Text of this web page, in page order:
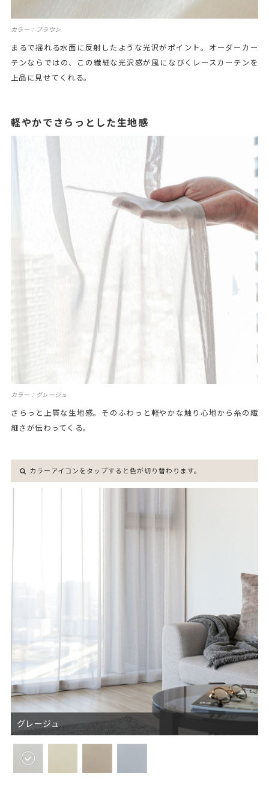
カラー：ブラウン
まるで揺れる水面に反射したような光沢がポイント。オーダーカー
テンならではの、この繊細な光沢感が風になびくレースカーテンを
上品に見せてくれる。
軽やかでさらっとした生地感
カラー：グレージュ
さらっと上質な生地感。そのふわっと軽やかな触り心地から糸の繊
細さが伝わってくる。
カラーアイコンをタップすると色が切り替わります。
グレージュ